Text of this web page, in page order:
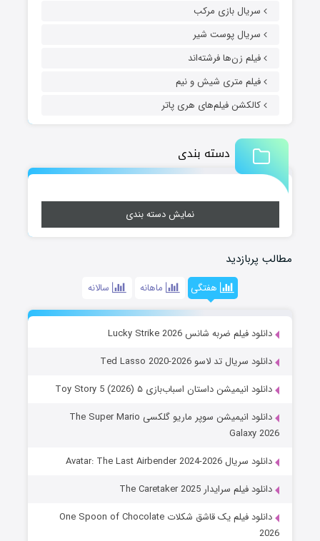
سریال بازی مرکب
سریال پوست شیر
فیلم زن‌ها فرشته‌اند
فیلم متری شیش و نیم
کالکشن فیلم‌های هری پاتر
دسته بندی
نمایش دسته بندی
مطالب پربازدید
هفتگی ماهانه سالانه
دانلود فیلم ضربه شانس Lucky Strike 2026
دانلود سریال تد لاسو Ted Lasso 2020-2026
دانلود انیمیشن داستان اسباب‌بازی ۵ Toy Story 5 (2026)
دانلود انیمیشن سوپر ماریو گلکسی The Super Mario
Galaxy 2026
دانلود سریال Avatar: The Last Airbender 2024-2026
دانلود فیلم سرایدار The Caretaker 2025
دانلود فیلم یک قاشق شکلات One Spoon of Chocolate
2026